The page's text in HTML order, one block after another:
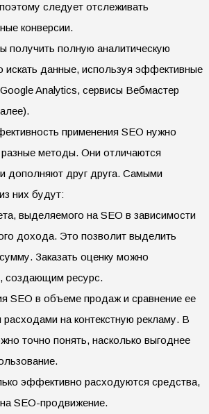
следует отслеживать
конверсии.
получить полную аналитическую
искать данные, используя эффективные
Analytics, сервисы Вебмастер
применения SEO нужно
разные методы. Они отличаются
дополняют друг друга. Самыми
них будут:
выделяемого на SEO в зависимости
дохода. Это позволит выделить
Заказать оценку можно
создающим ресурс.
SEO в объеме продаж и сравнение ее
на контекстную рекламу. В
точно понять, насколько выгоднее
эффективно расходуются средства,
SEO-продвижение.